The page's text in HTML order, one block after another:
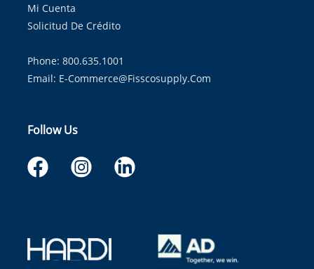
Mi Cuenta
Solicitud De Crédito
Phone: 800.635.1001
Email: E-Commerce@fisscosupply.com
Follow Us